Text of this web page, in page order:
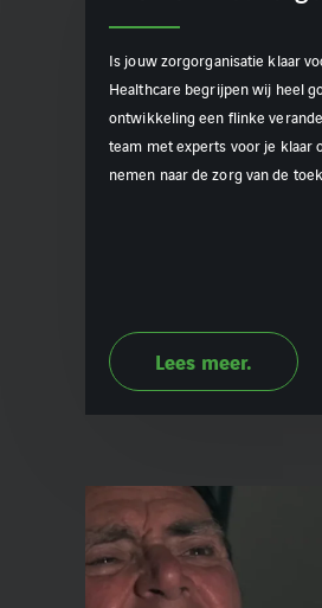
Is jouw zorgorganisatie klaar
Healthcare begrijpen wij heel
ontwikkeling een flinke
team met experts voor je klaar
nemen naar de zorg van de
Lees meer.